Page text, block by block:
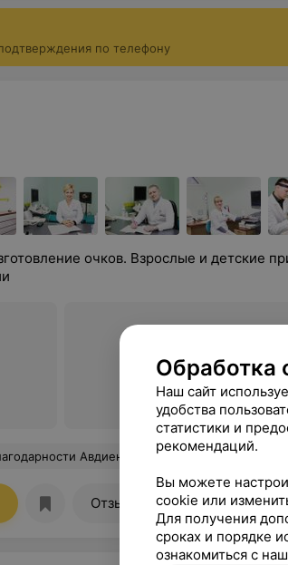
по телефону
очков. Взрослые и детские
Все цены
были напрасны,так как, благодаря золотым рукам Ольги Борисовны,все прошло замечательно! Ольга Борисовна,спасибо Вам большое за Ваш профессианализм, чуткость и умение настроить пациента на позитив!
Отзывы 180 Все цены
Обработка
Наш сайт
удобства
статистики и
рекомендаций.
Вы можете
cookie или
Для получения
сроках и порядке
ознакомиться с